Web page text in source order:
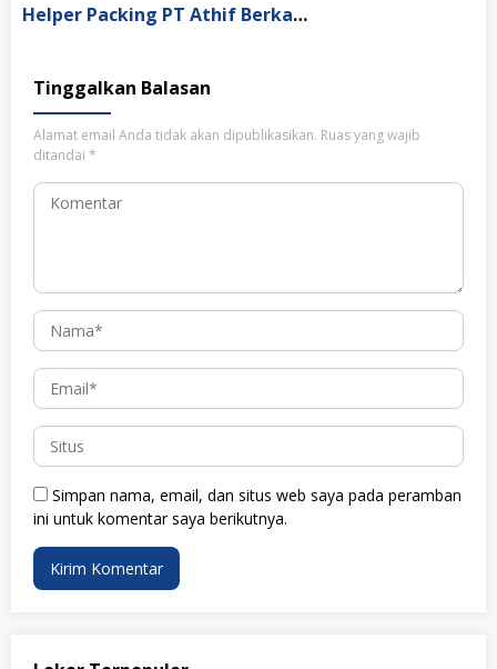
Helper Packing PT Athif Berkah Indonesia Denpasar
Tinggalkan Balasan
Alamat email Anda tidak akan dipublikasikan. Ruas yang wajib
ditandai *
Simpan nama, email, dan situs web saya pada peramban
ini untuk komentar saya berikutnya.